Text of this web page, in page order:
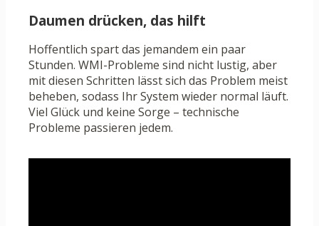
Daumen drücken, das hilft
Hoffentlich spart das jemandem ein paar
Stunden. WMI-Probleme sind nicht lustig, aber
mit diesen Schritten lässt sich das Problem meist
beheben, sodass Ihr System wieder normal läuft.
Viel Glück und keine Sorge – technische
Probleme passieren jedem.